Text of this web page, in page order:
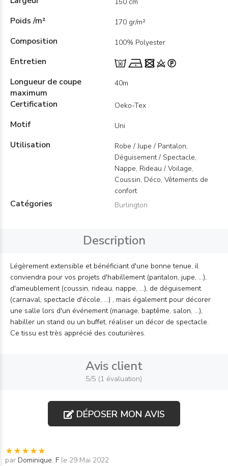
Poids /m² 170 gr/m²
Composition 100% Polyester
Entretien
Longueur de coupe
maximum
40m
Certification Oeko-Tex
Motif Uni
Utilisation
Robe / Jupe / Pantalon,
Déguisement / Spectacle,
Nappe, Rideau / Voilage,
Coussin, Déco, Vêtements de
confort
Catégories Burlington
Description
Légèrement extensible et bénéficiant d'une bonne tenue, il
conviendra pour vos projets d'habillement (pantalon, jupe, ...),
d'ameublement (coussin, rideau, nappe, ...), de déguisement
(carnaval, spectacle d'école, ...) , mais également pour décorer
une salle lors d'un événement (mariage, baptême, salon, ...),
habiller un stand ou un buffet, réaliser un décor de spectacle.
Ce tissu est très apprécié des couturières.
Avis client
5/5 (1 évaluation)
DÉPOSER MON AVIS
par Dominique. F le 29 Mai 2022